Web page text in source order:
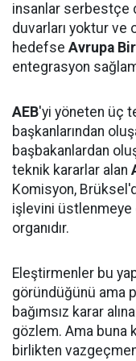
insanlar serbestçe
duvarları yoktur ve
hedefse Avrupa
entegrasyon
AEB'yi yöneten üç
başkanlarından
başbakanlardan
teknik kararlar alan
Komisyon,
işlevini üstlenmeye
organıdır.
Eleştirmenler bu
göründüğünü ama
bağımsız karar
gözlem. Ama buna
birlikten